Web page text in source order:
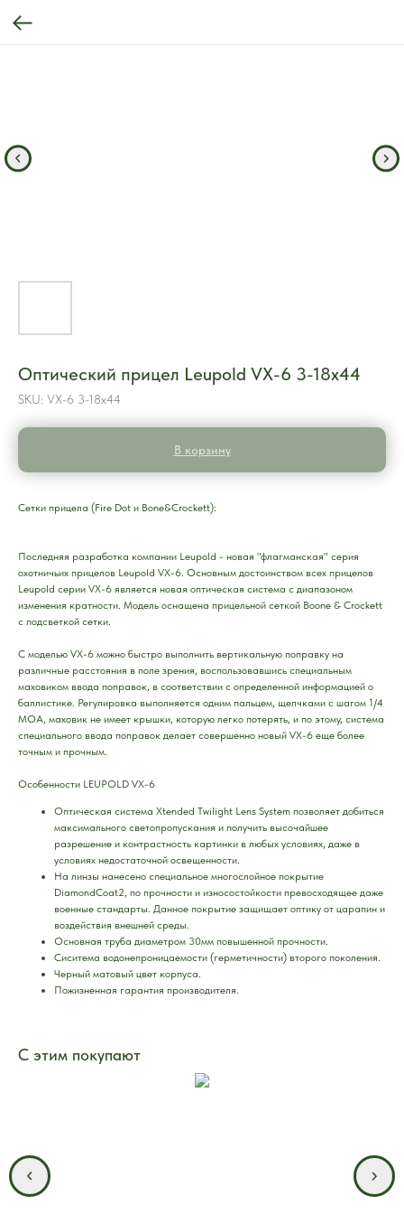
Оптический прицел Leupold VX-6 3-18x44
SKU: VX-6 3-18x44
В корзину
Сетки прицела (Fire Dot и Bone&Crockett):
Последняя разработка компании Leupold - новая "флагманская" серия
охотничьих прицелов Leupold VX-6. Основным достоинством всех прицелов
Leupold серии VX-6 является новая оптическая система с диапазоном
изменения кратности. Модель оснащена прицельной сеткой Boone & Crockett
с подсветкой сетки.
С моделью VX-6 можно быстро выполнить вертикальную поправку на
различные расстояния в поле зрения, воспользовавшись специальным
маховиком ввода поправок, в соответствии с определенной информацией о
баллистике. Регулировка выполняется одним пальцем, щелчками с шагом 1/4
МОА, маховик не имеет крышки, которую легко потерять, и по этому, система
специального ввода поправок делает совершенно новый VX-6 еще более
точным и прочным.
Особенности LEUPOLD VX-6
Оптическая система Xtended Twilight Lens System позволяет добиться
максимального светопропускания и получить высочайшее
разрешение и контрастность картинки в любых условиях, даже в
условиях недостаточной освещенности.
На линзы нанесено специальное многослойное покрытие
DiamondCoat2, по прочности и износостойкости превосходящее даже
военные стандарты. Данное покрытие защищает оптику от царапин и
воздействия внешней среды.
Основная труба диаметром 30мм повышенной прочности.
Сиситема водонепроницаемости (герметичности) второго поколения.
Черный матовый цвет корпуса.
Пожизненная гарантия производителя.
С этим покупают